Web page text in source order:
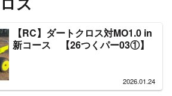
【RC】ダートクロス対MO1.0 in
新コース 【26つくパー03①】
2026.01.24